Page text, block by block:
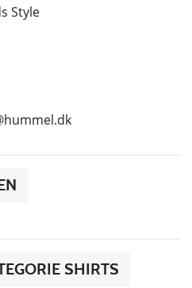
Style
SHIRTS